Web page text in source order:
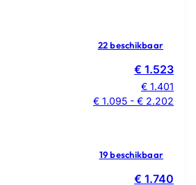
22 beschikbaar
€ 1.523
€ 1.401
€ 1.095 - € 2.202
19 beschikbaar
€ 1.740